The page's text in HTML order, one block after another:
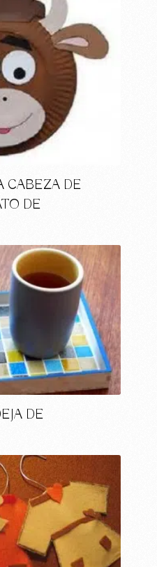
CABEZA DE
DE
DE